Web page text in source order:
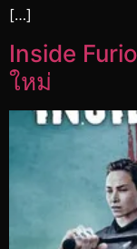
[…]
Inside
ใหม่